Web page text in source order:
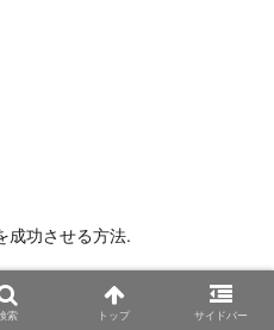
成功させる方法.
索 トップ サイドバー